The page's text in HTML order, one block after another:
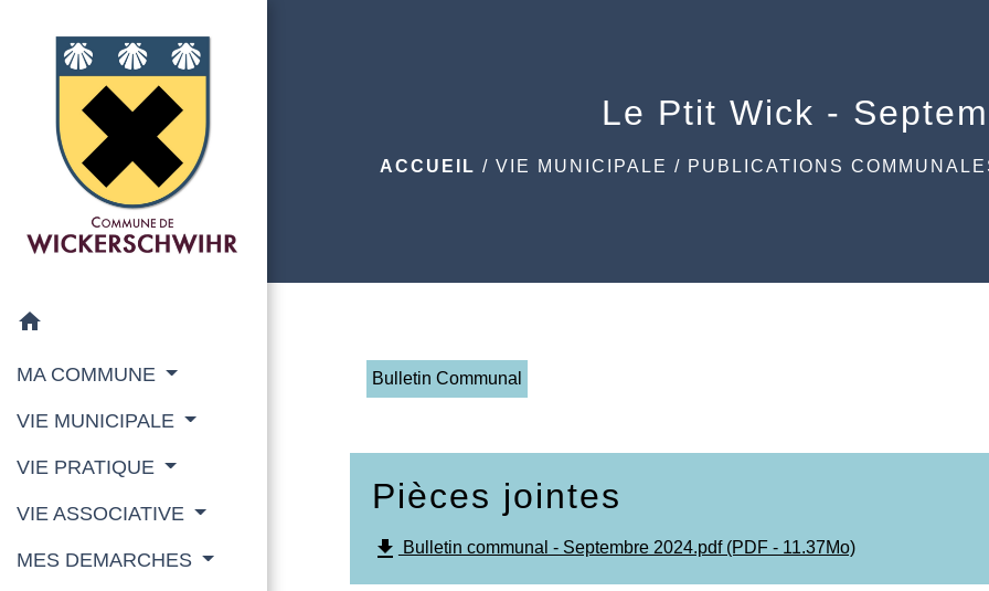
home
MA COMMUNE
VIE MUNICIPALE
VIE PRATIQUE
VIE ASSOCIATIVE
MES DEMARCHES
Le Ptit Wick -
ACCUEIL / VIE MUNICIPALE / PUBLICATIONS
Bulletin Communal
Pièces jointes
file_download Bulletin communal - Septembre 2024.pdf (PDF - 11.37Mo)